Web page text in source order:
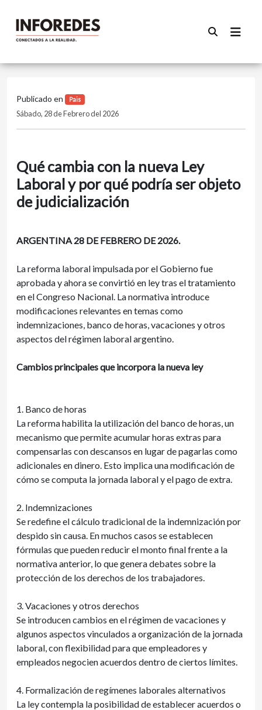
Publicado en Pais
Sábado, 28 de Febrero del 2026
Qué cambia con la nueva Ley
Laboral y por qué podría ser objeto
de judicialización
ARGENTINA 28 DE FEBRERO DE 2026.
La reforma laboral impulsada por el Gobierno fue
aprobada y ahora se convirtió en ley tras el tratamiento
en el Congreso Nacional. La normativa introduce
modificaciones relevantes en temas como
indemnizaciones, banco de horas, vacaciones y otros
aspectos del régimen laboral argentino.
Cambios principales que incorpora la nueva ley
1. Banco de horas
La reforma habilita la utilización del banco de horas, un
mecanismo que permite acumular horas extras para
compensarlas con descansos en lugar de pagarlas como
adicionales en dinero. Esto implica una modificación de
cómo se computa la jornada laboral y el pago de extra.
2. Indemnizaciones
Se redefine el cálculo tradicional de la indemnización por
despido sin causa. En muchos casos se establecen
fórmulas que pueden reducir el monto final frente a la
normativa anterior, lo que genera debates sobre la
protección de los derechos de los trabajadores.
3. Vacaciones y otros derechos
Se introducen cambios en el régimen de vacaciones y
algunos aspectos vinculados a organización de la jornada
laboral, con flexibilidad para que empleadores y
empleados negocien acuerdos dentro de ciertos límites.
4. Formalización de regímenes laborales alternativos
La ley contempla la posibilidad de establecer acuerdos o